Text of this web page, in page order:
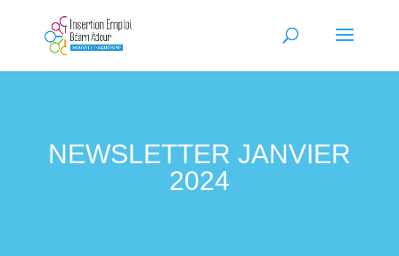
NEWSLETTER JANVIER
2024